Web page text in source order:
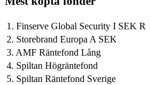
1. Finserve Global Security I SEK R
2. Storebrand Europa A SEK
3. AMF Räntefond Lång
4. Spiltan Högräntefond
5. Spiltan Räntefond Sverige